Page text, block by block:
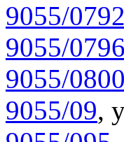
9055/0792
9055/0796
9055/0800
9055/09,